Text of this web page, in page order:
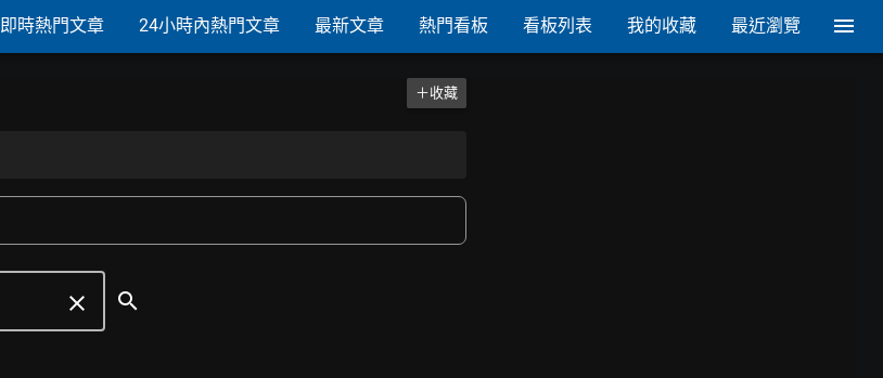
即時熱門文章 24小時內熱門文章 最新文章 熱門看板 看板列表 我的收藏 最近瀏覽
＋收藏
clear search